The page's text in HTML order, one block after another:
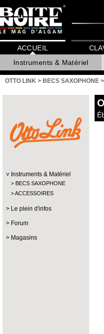
ACCUEIL
Instruments & Matériel
OTTO LINK > BECS SAXOPHONE >
Instruments & Matériel
BECS SAXOPHONE
ACCESSOIRES
Le plein d'infos
Forum
Magasins